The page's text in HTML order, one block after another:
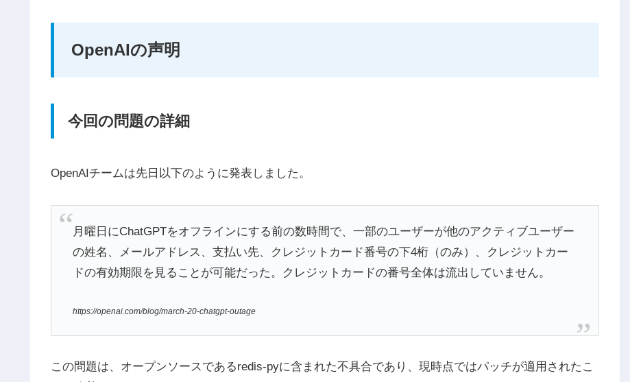
OpenAIの声明
今回の問題の詳細
OpenAIチームは先日以下のように発表しました。
月曜日にChatGPTをオフラインにする前の数時間で、一部のユーザーが他のアクティブユーザー
の姓名、メールアドレス、支払い先、クレジットカード番号の下4桁（のみ）、クレジットカー
ドの有効期限を見ることが可能だった。クレジットカードの番号全体は流出していません。
https://openai.com/blog/march-20-chatgpt-outage
この問題は、オープンソースであるredis-pyに含まれた不具合であり、現時点ではパッチが適用されたこ